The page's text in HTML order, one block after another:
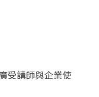
受講師與企業使